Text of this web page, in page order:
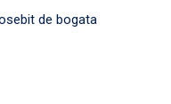
de bogata